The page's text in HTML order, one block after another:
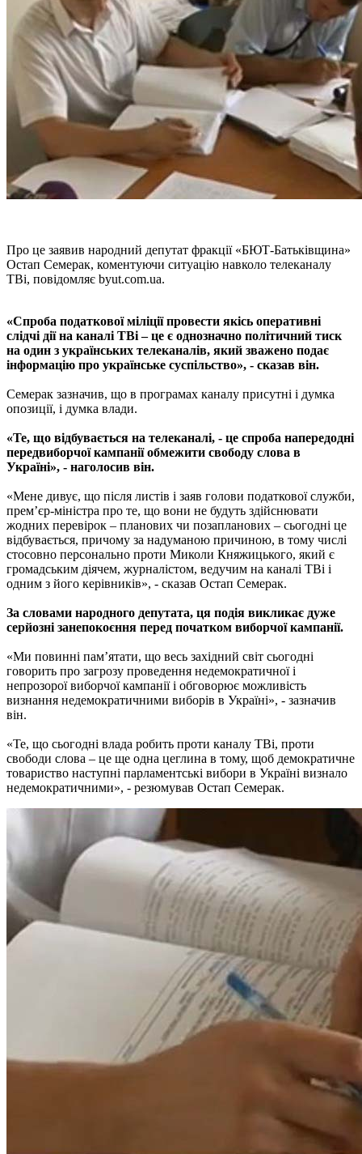
Про це заявив народний депутат фракції «БЮТ-Батьківщина»
Остап Семерак, коментуючи ситуацію навколо телеканалу
ТВі, повідомляє byut.com.ua.
«Спроба податкової міліції провести якісь оперативні
слідчі дії на каналі ТВі – це є однозначно політичний тиск
на один з українських телеканалів, який зважено подає
інформацію про українське суспільство», - сказав він.
Семерак зазначив, що в програмах каналу присутні і думка
опозиції, і думка влади.
«Те, що відбувається на телеканалі, - це спроба напередодні
передвиборчої кампанії обмежити свободу слова в
Україні», - наголосив він.
«Мене дивує, що після листів і заяв голови податкової служби,
прем’єр-міністра про те, що вони не будуть здійснювати
жодних перевірок – планових чи позапланових – сьогодні це
відбувається, причому за надуманою причиною, в тому числі
стосовно персонально проти Миколи Княжицького, який є
громадським діячем, журналістом, ведучим на каналі ТВі і
одним з його керівників», - сказав Остап Семерак.
За словами народного депутата, ця подія викликає дуже
серйозні занепокоєння перед початком виборчої кампанії.
«Ми повинні пам’ятати, що весь західний світ сьогодні
говорить про загрозу проведення недемократичної і
непрозорої виборчої кампанії і обговорює можливість
визнання недемократичними виборів в Україні», - зазначив
він.
«Те, що сьогодні влада робить проти каналу ТВі, проти
свободи слова – це ще одна цеглина в тому, щоб демократичне
товариство наступні парламентські вибори в Україні визнало
недемократичними», - резюмував Остап Семерак.